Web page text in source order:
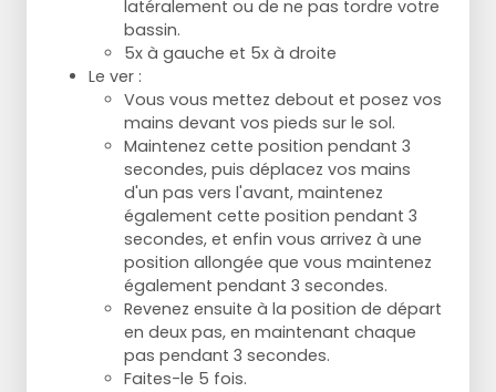
latéralement ou de ne pas tordre votre
bassin.
5x à gauche et 5x à droite
Le ver :
Vous vous mettez debout et posez vos
mains devant vos pieds sur le sol.
Maintenez cette position pendant 3
secondes, puis déplacez vos mains
d'un pas vers l'avant, maintenez
également cette position pendant 3
secondes, et enfin vous arrivez à une
position allongée que vous maintenez
également pendant 3 secondes.
Revenez ensuite à la position de départ
en deux pas, en maintenant chaque
pas pendant 3 secondes.
Faites-le 5 fois.